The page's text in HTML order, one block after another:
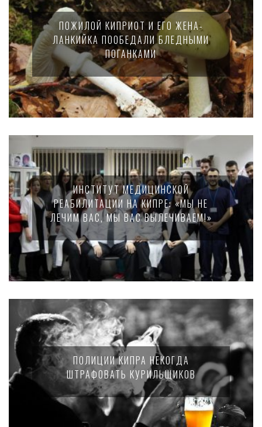
ПОЖИЛОЙ КИПРИОТ И ЕГО ЖЕНА-
ЛАНКИЙКА ПООБЕДАЛИ БЛЕДНЫМИ
ПОГАНКАМИ
ИНСТИТУТ МЕДИЦИНСКОЙ
РЕАБИЛИТАЦИИ НА КИПРЕ: «МЫ НЕ
ЛЕЧИМ ВАС, МЫ ВАС ВЫЛЕЧИВАЕМ!»
ПОЛИЦИИ КИПРА НЕКОГДА
ШТРАФОВАТЬ КУРИЛЬЩИКОВ